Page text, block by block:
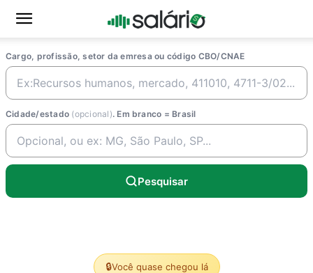
Cargo, profissão, setor da emresa ou código CBO/CNAE
Cidade/estado (opcional). Em branco = Brasil
Pesquisar
🔒Você quase chegou lá